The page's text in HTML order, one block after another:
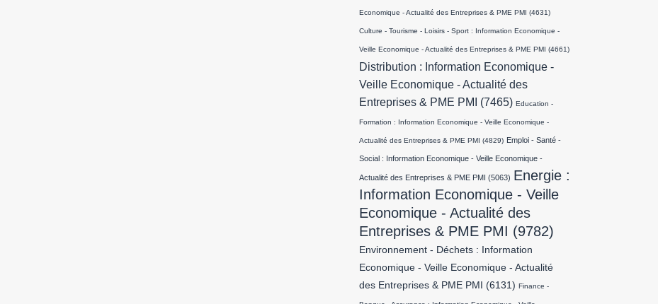
Economique - Actualité des Entreprises & PME PMI (4631)
Culture - Tourisme - Loisirs - Sport : Information Economique -
Veille Economique - Actualité des Entreprises & PME PMI (4661)
Distribution : Information Economique -
Veille Economique - Actualité des
Entreprises & PME PMI (7465) Education -
Formation : Information Economique - Veille Economique -
Actualité des Entreprises & PME PMI (4829) Emploi - Santé -
Social : Information Economique - Veille Economique -
Actualité des Entreprises & PME PMI (5063) Energie :
Information Economique - Veille
Economique - Actualité des
Entreprises & PME PMI (9782)
Environnement - Déchets : Information
Economique - Veille Economique - Actualité
des Entreprises & PME PMI
(6131) Finance -